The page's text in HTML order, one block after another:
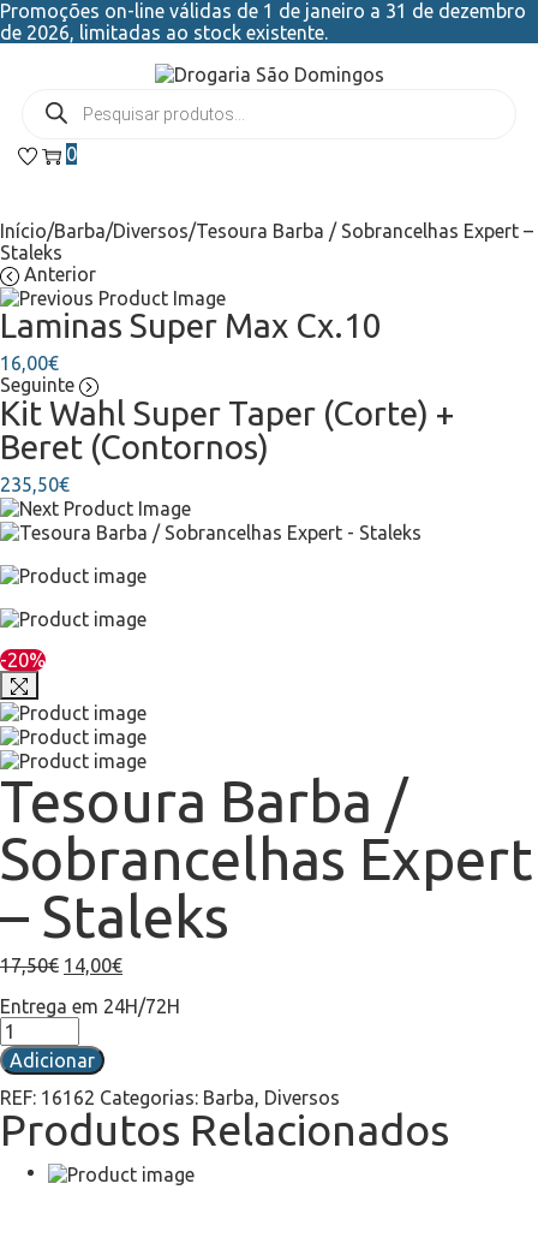
Promoções on-line válidas de 1 de janeiro a 31 de dezembro
de 2026, limitadas ao stock existente.
0
Início/Barba/Diversos/Tesoura Barba / Sobrancelhas Expert –
Staleks
Anterior
Laminas Super Max Cx.10
16,00€
Seguinte
Kit Wahl Super Taper (Corte) +
Beret (Contornos)
235,50€
-20%
Tesoura Barba /
Sobrancelhas Expert
– Staleks
17,50€ 14,00€
Entrega em 24H/72H
Adicionar
REF: 16162 Categorias: Barba, Diversos
Produtos Relacionados